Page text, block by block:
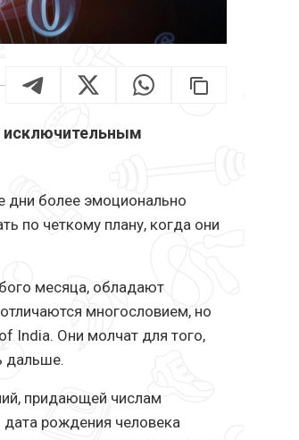
исключительным
дни более эмоционально
по четкому плану, когда они
месяца, обладают
многословием, но
India. Они молчат для того,
дальше.
придающей числам
дата рождения человека